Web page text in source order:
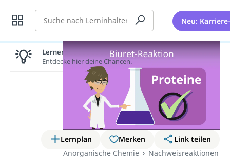
Suche Neu:
Lernplan Merken
Link teilen
Anorganische Chemie
Nachweisreaktionen
Lernen lohnt sich!
Entdecke hier deine Chancen.